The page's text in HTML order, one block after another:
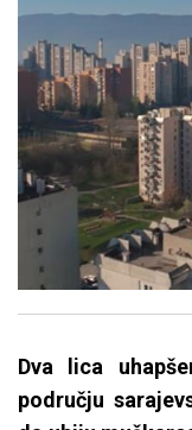
Dva lica
području